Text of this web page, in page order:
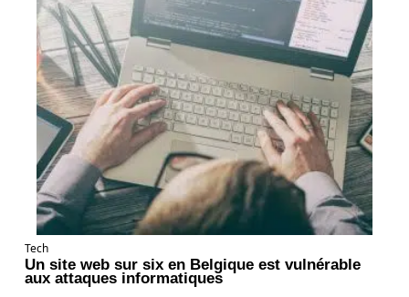
Tech
Un site web sur six en Belgique est vulnérable
aux attaques informatiques